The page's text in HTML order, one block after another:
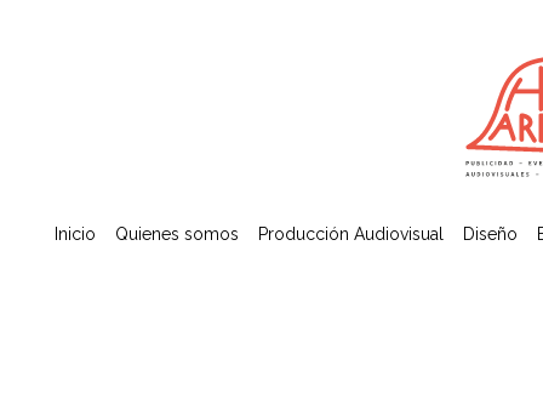
Inicio Quienes somos Producción Audiovisual Diseño